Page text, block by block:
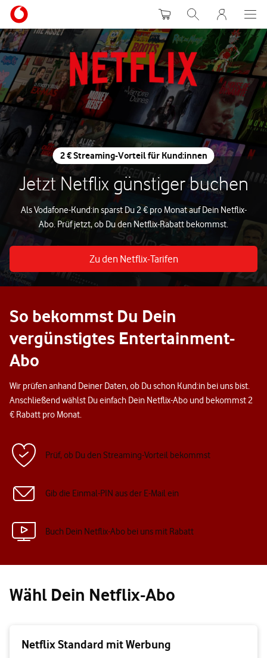
WarenkorbSuche MeinVodafone
2 € Streaming-Vorteil für Kund:innen
Jetzt Netflix günstiger buchen
Als Vodafone-Kund:in sparst Du 2 € pro Monat auf Dein Netflix-
Abo. Prüf jetzt, ob Du den Netflix-Rabatt bekommst.
Zu den Netflix-Tarifen
So bekommst Du Dein
vergünstigtes Entertainment-
Abo
Wir prüfen anhand Deiner Daten, ob Du schon Kund:in bei uns bist.
Anschließend wählst Du einfach Dein Netflix-Abo und bekommst 2
€ Rabatt pro Monat.
Prüf, ob Du den Streaming-Vorteil bekommst
Gib die Einmal-PIN aus der E-Mail ein
Buch Dein Netflix-Abo bei uns mit Rabatt
Wähl Dein Netflix-Abo
Netflix Standard mit Werbung